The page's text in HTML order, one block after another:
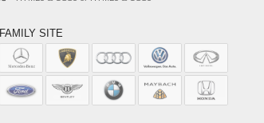
FAMILY SITE